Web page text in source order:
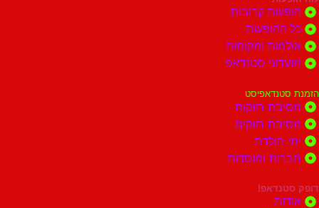
קרובות
ומקומות
סטנדאפ
רווקות
רווקים
ומוסדות